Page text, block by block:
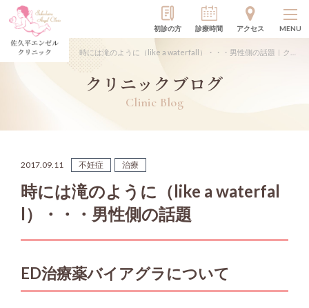
初診の方 診療時間 アクセス MENU
クリニックブログ
Clinic Blog
2017.09.11 不妊症 治療
時には滝のように（like a waterfal
l）・・・男性側の話題
ED治療薬バイアグラについて